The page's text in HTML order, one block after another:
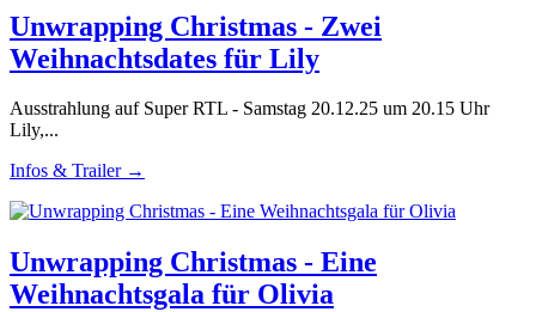
Unwrapping Christmas - Zwei
Weihnachtsdates für Lily
Ausstrahlung auf Super RTL - Samstag 20.12.25 um 20.15 Uhr
Lily,...
Infos & Trailer →
Unwrapping Christmas - Eine
Weihnachtsgala für Olivia